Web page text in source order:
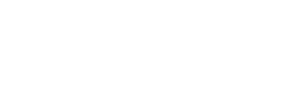
atribuțiilor de serviciu.
bisericii din localitate, care este
mică, contrar prevederilor
alocat din bugetul local